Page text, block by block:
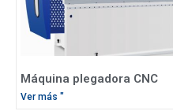
Máquina plegadora CNC
Ver más "